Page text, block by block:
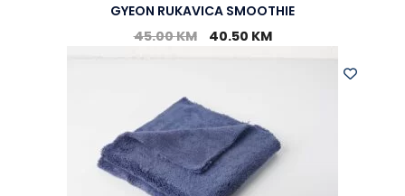
GYEON RUKAVICA SMOOTHIE
45.00KM 40.50 KM